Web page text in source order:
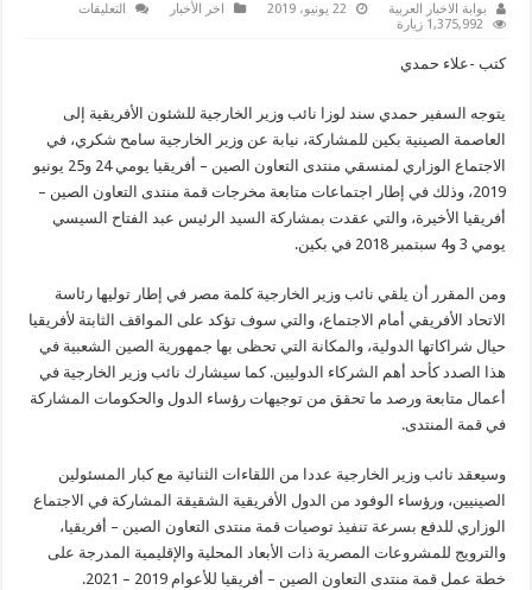
بوابة الاخبار العربية 22 يونيو، 2019 اخر الأخبار التعليقات
الوزاري
منتدى
التعاون
الصين
–
مغلقة
1,375,992 زيارة
كتب -علاء حمدي
يتوجه السفير حمدي سند لوزا نائب وزير الخارجية للشئون الأفريقية إلى
العاصمة الصينية بكين للمشاركة، نيابة عن وزير الخارجية سامح شكري، في
الاجتماع الوزاري لمنسقي منتدى التعاون الصين – أفريقيا يومي 24 و25 يونيو
2019، وذلك في إطار اجتماعات متابعة مخرجات قمة منتدى التعاون الصين –
أفريقيا الأخيرة، والتي عقدت بمشاركة السيد الرئيس عبد الفتاح السيسي
يومي 3 و4 سبتمبر 2018 في بكين.
ومن المقرر أن يلقي نائب وزير الخارجية كلمة مصر في إطار توليها رئاسة
الاتحاد الأفريقي أمام الاجتماع، والتي سوف تؤكد على المواقف الثابتة لأفريقيا
حيال شراكاتها الدولية، والمكانة التي تحظى بها جمهورية الصين الشعبية في
هذا الصدد كأحد أهم الشركاء الدوليين. كما سيشارك نائب وزير الخارجية في
أعمال متابعة ورصد ما تحقق من توجيهات رؤساء الدول والحكومات المشاركة
في قمة المنتدى.
وسيعقد نائب وزير الخارجية عددا من اللقاءات الثنائية مع كبار المسئولين
الصينيين، ورؤساء الوفود من الدول الأفريقية الشقيقة المشاركة في الاجتماع
الوزاري للدفع بسرعة تنفيذ توصيات قمة منتدى التعاون الصين – أفريقيا،
والترويج للمشروعات المصرية ذات الأبعاد المحلية والإقليمية المدرجة على
خطة عمل قمة منتدى التعاون الصين – أفريقيا للأعوام 2019 – 2021.